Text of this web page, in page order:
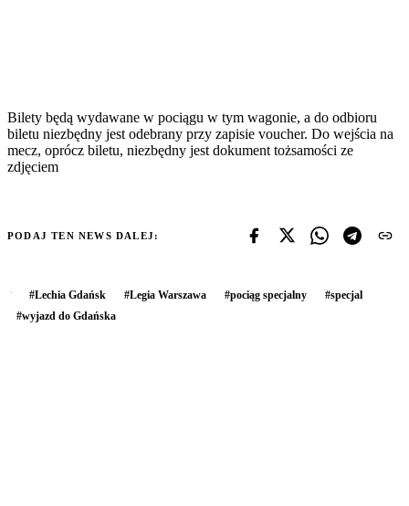
Bilety będą wydawane w pociągu w tym wagonie, a do odbioru
biletu niezbędny jest odebrany przy zapisie voucher. Do wejścia na
mecz, oprócz biletu, niezbędny jest dokument tożsamości ze
zdjęciem
PODAJ TEN NEWS DALEJ:
#Lechia Gdańsk #Legia Warszawa #pociąg specjalny #specjal
#wyjazd do Gdańska